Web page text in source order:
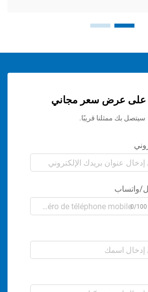
على عرض سعر مجاني
سيتصل بك ممثلنا قريبًا.
واتساب
0/100